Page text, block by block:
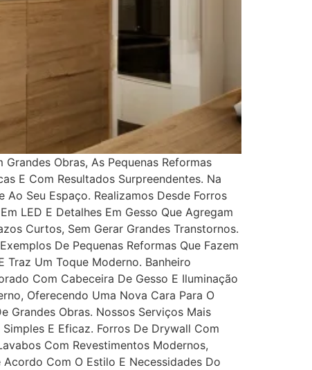
Obras, As Pequenas Reformas
E Com Resultados Surpreendentes. Na
Seu Espaço. Realizamos Desde Forros
LED E Detalhes Em Gesso Que Agregam
Curtos, Sem Gerar Grandes Transtornos.
De Pequenas Reformas Que Fazem
Traz Um Toque Moderno. Banheiro
Com Cabeceira De Gesso E Iluminação
Oferecendo Uma Nova Cara Para O
Grandes Obras. Nossos Serviços Mais
E Eficaz. Forros De Drywall Com
Com Revestimentos Modernos,
Com O Estilo E Necessidades Do